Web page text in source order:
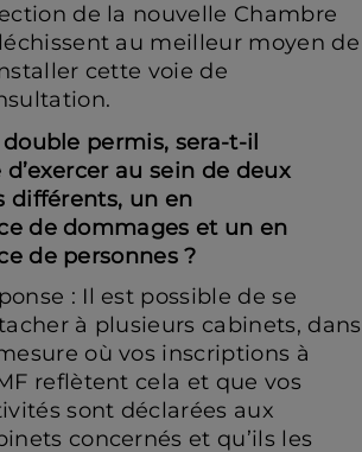
de la nouvelle Chambre
au meilleur moyen de
cette voie de
permis, sera-t-il
d’exercer au sein de deux
différents, un en
de dommages et un en
de personnes ?
: Il est possible de se
à plusieurs cabinets, dans
où vos inscriptions à
reflètent cela et que vos
sont déclarées aux
concernés et qu’ils les